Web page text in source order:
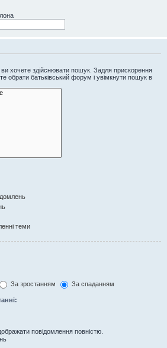
хочете здійснювати пошук. Задля прискорення
обрати батьківський форум і увімкнути пошук в
теми
За зростанням
За спаданням
повідомлення повністю.